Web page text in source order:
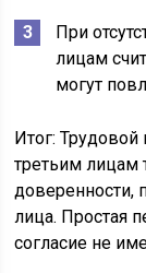
При
лицам
могут
Итог: Трудовой
третьим лицам
доверенности,
лица. Простая
согласие не